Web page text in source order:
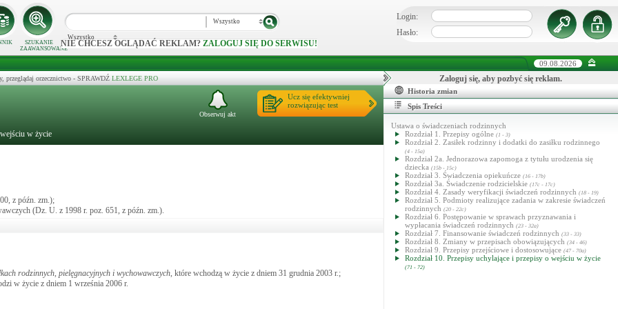
SZUKANIE
ZAAWANSOWANE
Wszystko
Wszystko
NIE CHCESZ OGLĄDAĆ REKLAM? ZALOGUJ SIĘ DO SERWISU!
Login:
Hasło:
09.08.2026
przeglądaj orzecznictwo - SPRAWDŹ LEXLEGE PRO
w życie
Ucz się efektywniej
rozwiązując test
Obserwuj akt
z późn. zm.);
(Dz. U. z 1998 r. poz. 651, z późn. zm.).
rodzinnych, pielęgnacyjnych i wychowawczych, które wchodzą w życie z dniem 31 grudnia 2003 r.;
w życie z dniem 1 września 2006 r.
Zaloguj się, aby pozbyć się reklam.
Historia zmian
Spis Treści
Ustawa o świadczeniach rodzinnych
Rozdział 1. Przepisy ogólne (1 - 3)
Rozdział 2. Zasiłek rodzinny i dodatki do zasiłku rodzinnego
(4 - 15a)
Rozdział 2a. Jednorazowa zapomoga z tytułu urodzenia się
dziecka (15b - 15c)
Rozdział 3. Świadczenia opiekuńcze (16 - 17b)
Rozdział 3a. Świadczenie rodzicielskie (17c - 17c)
Rozdział 4. Zasady weryfikacji świadczeń rodzinnych (18 - 19)
Rozdział 5. Podmioty realizujące zadania w zakresie świadczeń
rodzinnych (20 - 22c)
Rozdział 6. Postępowanie w sprawach przyznawania i
wypłacania świadczeń rodzinnych (23 - 32a)
Rozdział 7. Finansowanie świadczeń rodzinnych (33 - 33)
Rozdział 8. Zmiany w przepisach obowiązujących (34 - 46)
Rozdział 9. Przepisy przejściowe i dostosowujące (47 - 70a)
Rozdział 10. Przepisy uchylające i przepisy o wejściu w życie
(71 - 72)